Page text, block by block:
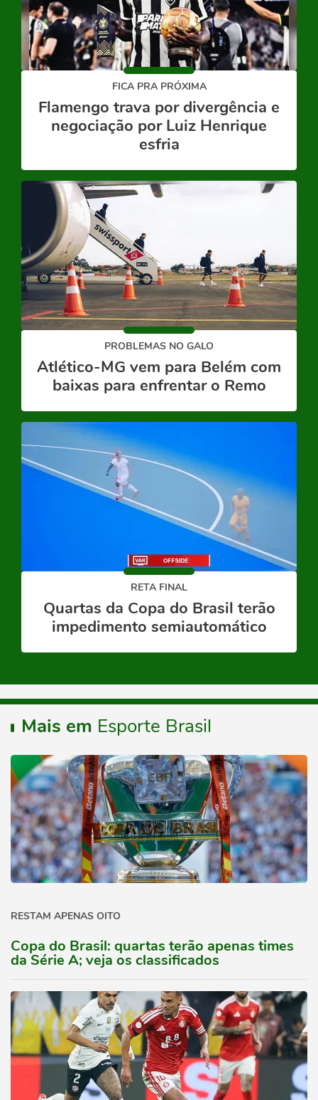
FICA PRA PRÓXIMA
Flamengo trava por divergência e
negociação por Luiz Henrique
esfria
PROBLEMAS NO GALO
Atlético-MG vem para Belém com
baixas para enfrentar o Remo
RETA FINAL
Quartas da Copa do Brasil terão
impedimento semiautomático
Mais em Esporte Brasil
RESTAM APENAS OITO
Copa do Brasil: quartas terão apenas times
da Série A; veja os classificados